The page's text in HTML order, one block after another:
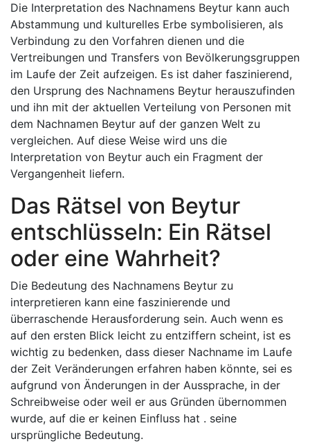
Die Interpretation des Nachnamens Beytur kann auch
Abstammung und kulturelles Erbe symbolisieren, als
Verbindung zu den Vorfahren dienen und die
Vertreibungen und Transfers von Bevölkerungsgruppen
im Laufe der Zeit aufzeigen. Es ist daher faszinierend,
den Ursprung des Nachnamens Beytur herauszufinden
und ihn mit der aktuellen Verteilung von Personen mit
dem Nachnamen Beytur auf der ganzen Welt zu
vergleichen. Auf diese Weise wird uns die
Interpretation von Beytur auch ein Fragment der
Vergangenheit liefern.
Das Rätsel von Beytur
entschlüsseln: Ein Rätsel
oder eine Wahrheit?
Die Bedeutung des Nachnamens Beytur zu
interpretieren kann eine faszinierende und
überraschende Herausforderung sein. Auch wenn es
auf den ersten Blick leicht zu entziffern scheint, ist es
wichtig zu bedenken, dass dieser Nachname im Laufe
der Zeit Veränderungen erfahren haben könnte, sei es
aufgrund von Änderungen in der Aussprache, in der
Schreibweise oder weil er aus Gründen übernommen
wurde, auf die er keinen Einfluss hat . seine
ursprüngliche Bedeutung.